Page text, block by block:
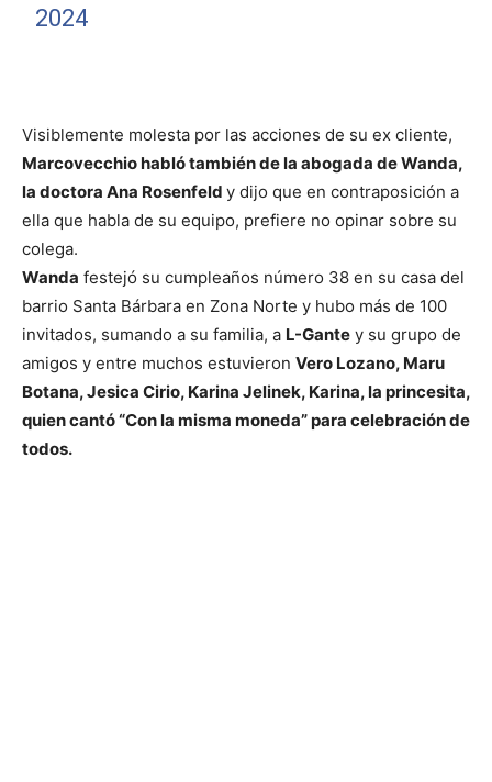
2024
Visiblemente molesta por las acciones de su ex cliente,
Marcovecchio habló también de la abogada de Wanda,
la doctora Ana Rosenfeld y dijo que en contraposición a
ella que habla de su equipo, prefiere no opinar sobre su
colega.
Wanda festejó su cumpleaños número 38 en su casa del
barrio Santa Bárbara en Zona Norte y hubo más de 100
invitados, sumando a su familia, a L-Gante y su grupo de
amigos y entre muchos estuvieron Vero Lozano, Maru
Botana, Jesica Cirio, Karina Jelinek, Karina, la princesita,
quien cantó “Con la misma moneda” para celebración de
todos.